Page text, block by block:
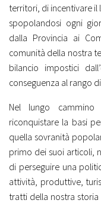
territori, di incentivare il
spopolandosi ogni
dalla Provincia ai
comunità della nostra
bilancio impostici
conseguenza al rango
Nel lungo
riconquistare la basi
quella sovranità
primo dei suoi articoli,
di perseguire una
attività, produttive,
tratti della nostra